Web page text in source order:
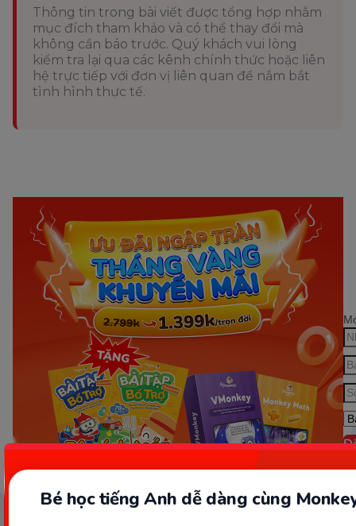
Bé học tiếng Anh dễ dàng cùng
Thông tin trong bài viết được tổng hợp nhằm
mục đích tham khảo và có thể thay đổi mà
không cần báo trước. Quý khách vui lòng
kiểm tra lại qua các kênh chính thức hoặc liên
hệ trực tiếp với đơn vị liên quan để nắm bắt
tình hình thực tế.